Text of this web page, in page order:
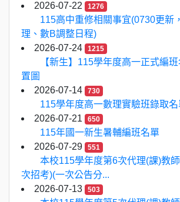
2026-07-22
1276
115高中重修相關事宜(0730更新
理、數B調整日程)
2026-07-24
1215
【新生】115學年度高一正式編
置圖
2026-07-14
730
115學年度高一數理實驗班錄取名
2026-07-21
650
115年國一新生暑輔編班名單
2026-07-29
551
本校115學年度第6次代理(課)教
次招考)(一次公告分...
2026-07-13
503